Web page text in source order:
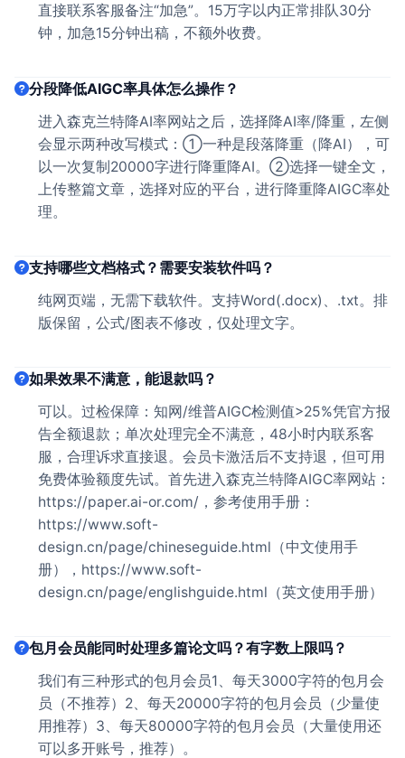
直接联系客服备注“加急”。15万字以内正常排队30分
钟，加急15分钟出稿，不额外收费。
分段降低AIGC率具体怎么操作？
进入森克兰特降AI率网站之后，选择降AI率/降重，左侧
会显示两种改写模式：①一种是段落降重（降AI），可
以一次复制20000字进行降重降AI。②选择一键全文，
上传整篇文章，选择对应的平台，进行降重降AIGC率处
理。
支持哪些文档格式？需要安装软件吗？
纯网页端，无需下载软件。支持Word(.docx)、.txt。排
版保留，公式/图表不修改，仅处理文字。
如果效果不满意，能退款吗？
可以。过检保障：知网/维普AIGC检测值>25%凭官方报
告全额退款；单次处理完全不满意，48小时内联系客
服，合理诉求直接退。会员卡激活后不支持退，但可用
免费体验额度先试。首先进入森克兰特降AIGC率网站：
https://paper.ai-or.com/，参考使用手册：
https://www.soft-
design.cn/page/chineseguide.html（中文使用手
册），https://www.soft-
design.cn/page/englishguide.html（英文使用手册）
包月会员能同时处理多篇论文吗？有字数上限吗？
我们有三种形式的包月会员1、每天3000字符的包月会
员（不推荐）2、每天20000字符的包月会员（少量使
用推荐）3、每天80000字符的包月会员（大量使用还
可以多开账号，推荐）。